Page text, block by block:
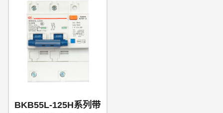
BKB55L-125H系列带